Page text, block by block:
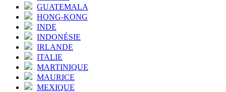
GUATEMALA
HONG-KONG
INDE
INDONÉSIE
IRLANDE
ITALIE
MARTINIQUE
MAURICE
MEXIQUE